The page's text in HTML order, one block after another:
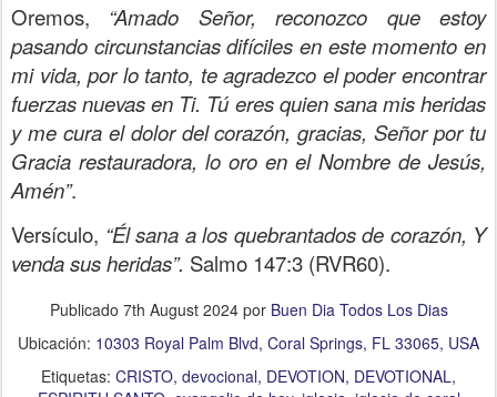
Oremos, “Amado Señor, reconozco que estoy
pasando circunstancias difíciles en este momento en
mi vida, por lo tanto, te agradezco el poder encontrar
fuerzas nuevas en Ti. Tú eres quien sana mis heridas
y me cura el dolor del corazón, gracias, Señor por tu
Gracia restauradora, lo oro en el Nombre de Jesús,
Amén”.
Versículo, “Él sana a los quebrantados de corazón, Y
venda sus heridas”. Salmo 147:3 (RVR60).
Publicado 7th August 2024por Buen Dia Todos Los Dias
Ubicación: 10303 Royal Palm Blvd, Coral Springs, FL 33065, USA
Etiquetas: CRISTO devocional DEVOTION DEVOTIONAL